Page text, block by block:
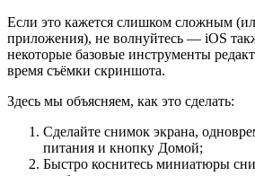
Если это кажется слишком сложным
приложения), не волнуйтесь — iOS
некоторые базовые инструменты
время съёмки скриншота.
Здесь мы объясняем, как это сделать:
Сделайте снимок экрана,
питания и кнопку Домой;
Быстро коснитесь миниатюры